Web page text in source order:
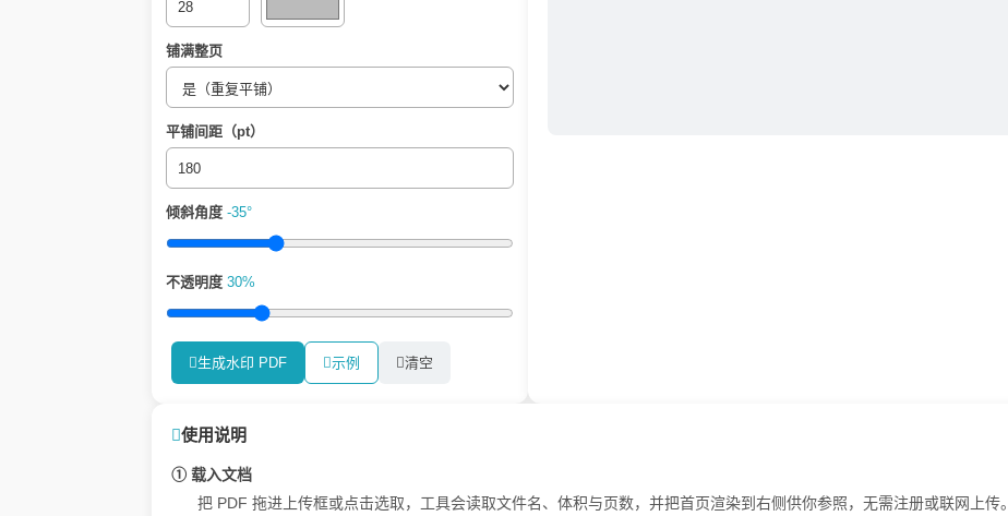
铺满整页
平铺间距（pt）
倾斜角度 -35°
不透明度 30%
生成水印 PDF 示例 清空
使用说明
① 载入文档
把 PDF 拖进上传框或点击选取，工具会读取文件名、体积与页数，并把首页渲染到右侧供你参照，无需注册或联网上传。